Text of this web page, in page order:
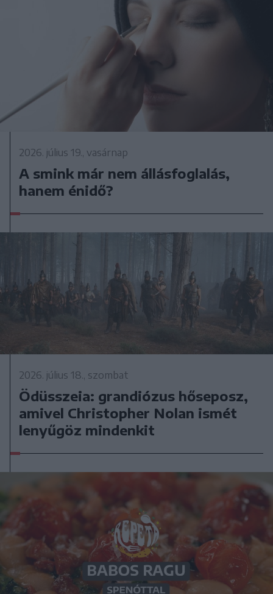
2026. július 19., vasárnap
A smink már nem állásfoglalás,
hanem énidő?
2026. július 18., szombat
Ödüsszeia: grandiózus hőseposz,
amivel Christopher Nolan ismét
lenyűgöz mindenkit